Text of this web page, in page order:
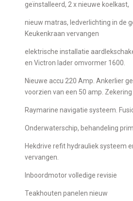
geïnstalleerd, 2 x nieuwe koelkast,
nieuw matras, ledverlichting in de
Keukenkraan vervangen
elektrische installatie
en Victron lader omvormer 1600.
Nieuwe accu 220 Amp. Ankerlier
voorzien van een 50 amp. Zekering
Raymarine navigatie systeem.
Onderwaterschip, behandeling
Hekdrive refit hydrauliek systeem
vervangen.
Inboordmotor volledige revisie
Teakhouten panelen nieuw